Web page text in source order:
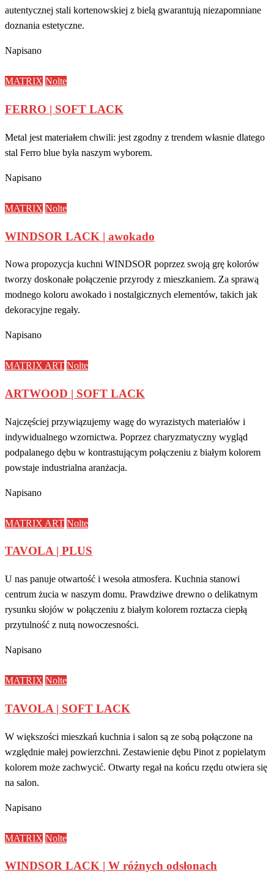
autentycznej stali kortenowskiej z bielą gwarantują niezapomniane
doznania estetyczne.
Napisano
MATRIX Nolte
FERRO | SOFT LACK
Metal jest materiałem chwili: jest zgodny z trendem własnie dlatego
stal Ferro blue była naszym wyborem.
Napisano
MATRIX Nolte
WINDSOR LACK | awokado
Nowa propozycja kuchni WINDSOR poprzez swoją grę kolorów
tworzy doskonałe połączenie przyrody z mieszkaniem. Za sprawą
modnego koloru awokado i nostalgicznych elementów, takich jak
dekoracyjne regały.
Napisano
MATRIX ART Nolte
ARTWOOD | SOFT LACK
Najczęściej przywiązujemy wagę do wyrazistych materiałów i
indywidualnego wzornictwa. Poprzez charyzmatyczny wygląd
podpalanego dębu w kontrastującym połączeniu z białym kolorem
powstaje industrialna aranżacja.
Napisano
MATRIX ART Nolte
TAVOLA | PLUS
U nas panuje otwartość i wesoła atmosfera. Kuchnia stanowi
centrum żucia w naszym domu. Prawdziwe drewno o delikatnym
rysunku słojów w połączeniu z białym kolorem roztacza ciepłą
przytulność z nutą nowoczesności.
Napisano
MATRIX Nolte
TAVOLA | SOFT LACK
W większości mieszkań kuchnia i salon są ze sobą połączone na
względnie małej powierzchni. Zestawienie dębu Pinot z popielatym
kolorem może zachwycić. Otwarty regał na końcu rzędu otwiera się
na salon.
Napisano
MATRIX Nolte
WINDSOR LACK | W różnych odsłonach